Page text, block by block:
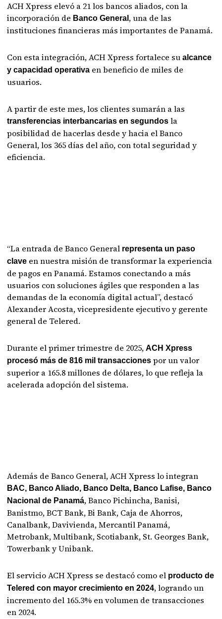
ACH Xpress elevó a 21 los bancos aliados, con la
incorporación de Banco General , una de las
instituciones financieras más importantes de Panamá.
Con esta integración, ACH Xpress fortalece sualcance
y capacidad operativa en beneficio de miles de
usuarios.
A partir de este mes, los clientes sumarán a las
transferencias interbancarias en segundos la
posibilidad de hacerlas desde y hacia el Banco
General, los 365 días del año, con total seguridad y
eficiencia.
“La entrada de Banco General representa un paso
clave en nuestra misión de transformar la experiencia
de pagos en Panamá. Estamos conectando a más
usuarios con soluciones ágiles que responden a las
demandas de la economía digital actual”, destacó
Alexander Acosta, vicepresidente ejecutivo y gerente
general de Telered.
Durante el primer trimestre de 2025,ACH Xpress
procesó más de 816 mil transaccionespor un valor
superior a 165.8 millones de dólares, lo que refleja la
acelerada adopción del sistema.
Además de Banco General, ACH Xpress lo integran
BAC, Banco Aliado, Banco Delta, Banco Lafise, Banco
Nacional de Panamá, Banco Pichincha, Banisi,
Banistmo, BCT Bank, Bi Bank, Caja de Ahorros,
Canalbank, Davivienda, Mercantil Panamá,
Metrobank, Multibank, Scotiabank, St. Georges Bank,
Towerbank y Unibank.
El servicio ACH Xpress se destacó como el producto de
Telered con mayor crecimiento en 2024, logrando un
incremento del 165.3% en volumen de transacciones
en 2024.